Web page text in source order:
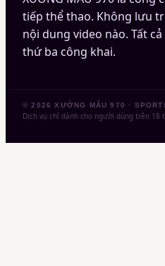
tiếp thể thao. Không lưu
nội dung video nào. Tất
thứ ba công khai.
©2026 XƯỞNG MẪU 970 ·
Dịch vụ chỉ dành cho người dùng trên 18